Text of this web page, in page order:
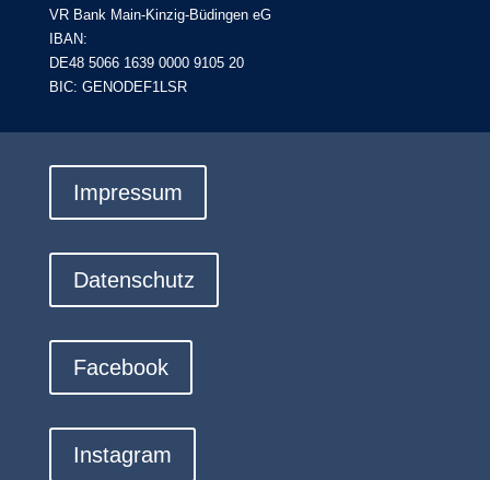
VR Bank Main-Kinzig-Büdingen eG
IBAN:
DE48 5066 1639 0000 9105 20
BIC: GENODEF1LSR
Impressum
Datenschutz
Facebook
Instagram